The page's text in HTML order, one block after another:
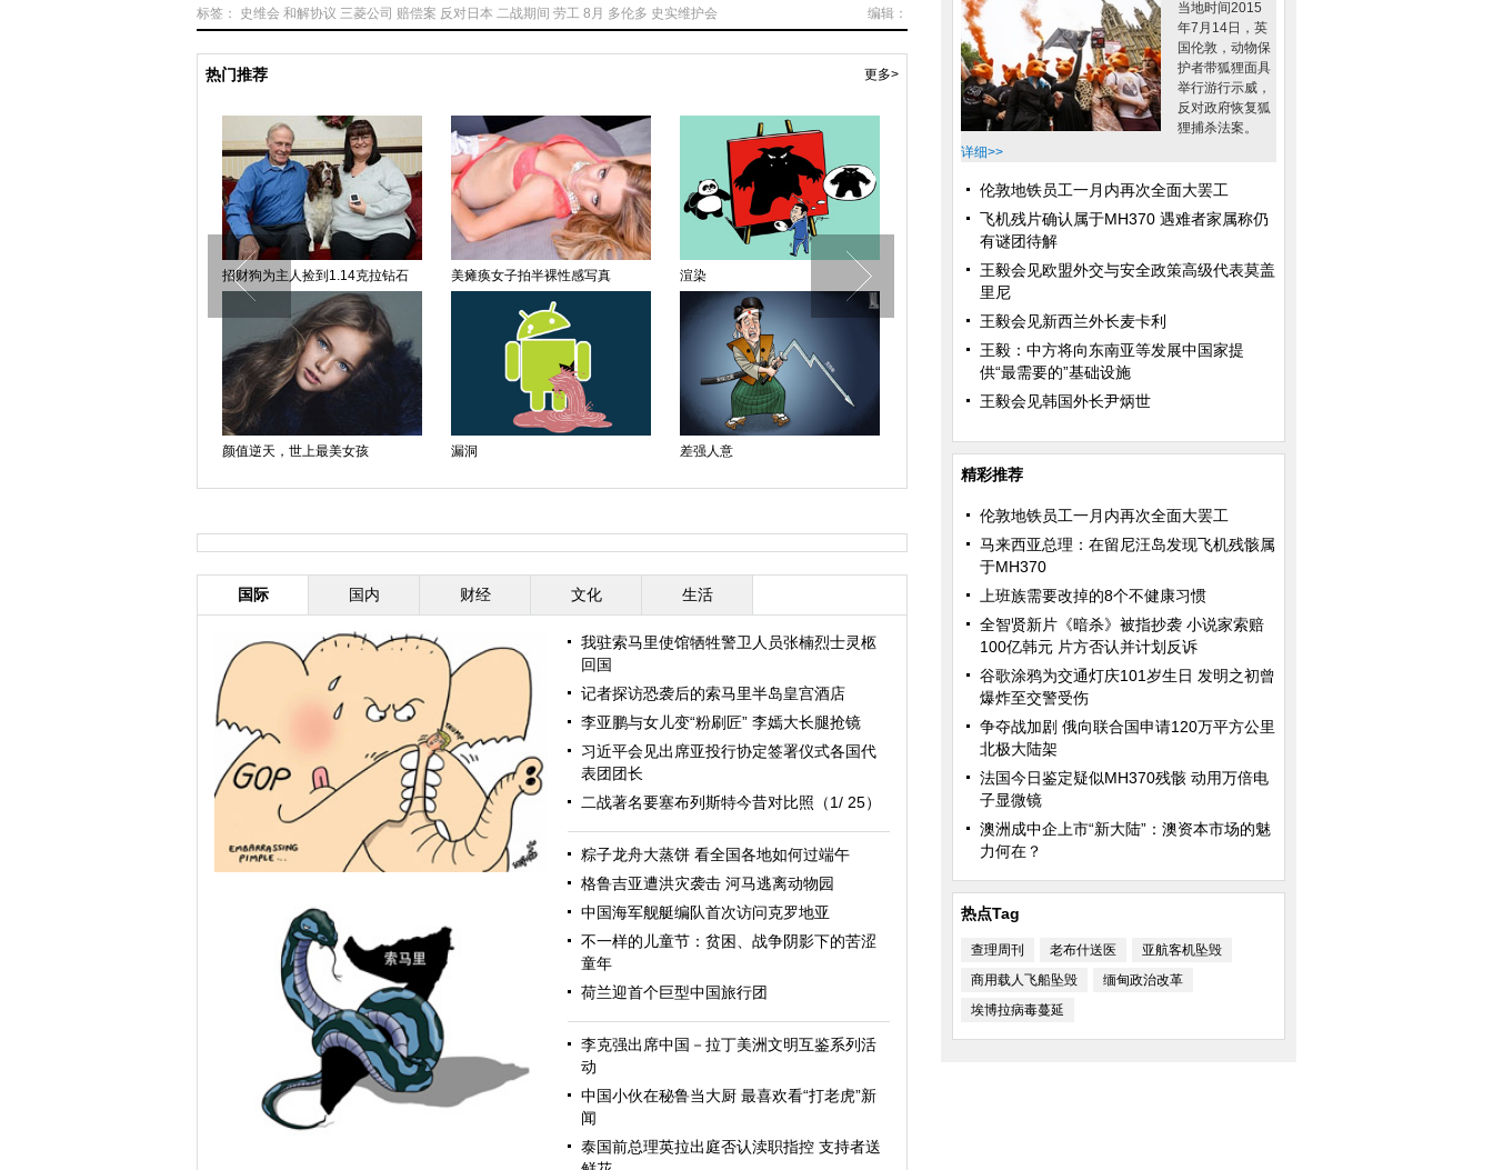
编辑：
标签： 史维会 和解协议 三菱公司 赔偿案 反对日本 二战期间 劳工 8月 多伦多 史实维护会
热门推荐 更多>
招财狗为主人捡到1.14克拉钻石 美瘫痪女子拍半裸性感写真 渲染
颜值逆天，世上最美女孩 漏洞 差强人意
没有公主病的希腊小公主 省亲
盲人摸象 危险信号
国际 国内 财经 文化 生活
共和党的痤疮
我驻索马里使馆牺牲警卫人员张楠烈士灵柩
回国
记者探访恐袭后的索马里半岛皇宫酒店
李亚鹏与女儿变“粉刷匠” 李嫣大长腿抢镜
习近平会见出席亚投行协定签署仪式各国代
表团团长
二战著名要塞布列斯特今昔对比照（1/ 25）
粽子龙舟大蒸饼 看全国各地如何过端午
格鲁吉亚遭洪灾袭击 河马逃离动物园
中国海军舰艇编队首次访问克罗地亚
不一样的儿童节：贫困、战争阴影下的苦涩
童年
荷兰迎首个巨型中国旅行团
李克强出席中国－拉丁美洲文明互鉴系列活
动
中国小伙在秘鲁当大厨 最喜欢看“打老虎”新
闻
泰国前总理英拉出庭否认渎职指控 支持者送
当地时间2015
年7月14日，英
国伦敦，动物保
护者带狐狸面具
举行游行示威，
反对政府恢复狐
狸捕杀法案。
详细>>
伦敦地铁员工一月内再次全面大罢工
飞机残片确认属于MH370 遇难者家属称仍
有谜团待解
王毅会见欧盟外交与安全政策高级代表莫盖
里尼
王毅会见新西兰外长麦卡利
王毅：中方将向东南亚等发展中国家提
供“最需要的”基础设施
王毅会见韩国外长尹炳世
精彩推荐
伦敦地铁员工一月内再次全面大罢工
马来西亚总理：在留尼汪岛发现飞机残骸属
于MH370
上班族需要改掉的8个不健康习惯
全智贤新片《暗杀》被指抄袭 小说家索赔
100亿韩元 片方否认并计划反诉
谷歌涂鸦为交通灯庆101岁生日 发明之初曾
爆炸至交警受伤
争夺战加剧 俄向联合国申请120万平方公里
北极大陆架
法国今日鉴定疑似MH370残骸 动用万倍电
子显微镜
澳洲成中企上市“新大陆”：澳资本市场的魅
力何在？
热点Tag
查理周刊 老布什送医
亚航客机坠毁
商用载人飞船坠毁
缅甸政治改革
埃博拉病毒蔓延